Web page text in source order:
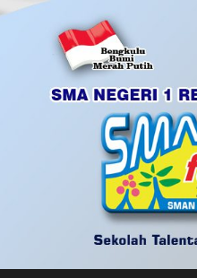
Skip
SMA NEGERI 1 REJANG LEBONG